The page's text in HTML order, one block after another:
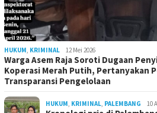
HUKUM, KRIMINAL 12 Mei 2026
Warga Asem Raja Soroti Dugaan
Koperasi Merah Putih, Pertanyakan
Transparansi Pengelolaan
HUKUM, KRIMINAL, PALEMBANG 10